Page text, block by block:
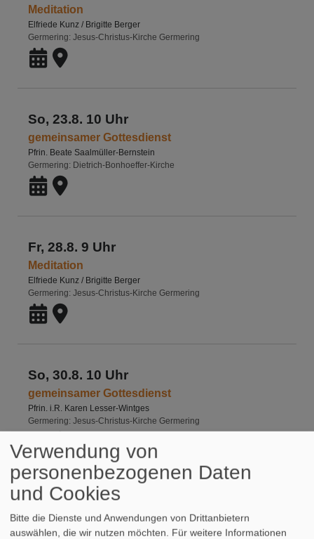
Meditation
Elfriede Kunz / Brigitte Berger
Germering Jesus-Christus-Kirche Germering
So, 23.8. 10 Uhr
gemeinsamer Gottesdienst
Pfrin. Beate Saalmüller-Bernstein
Germering
Dietrich-Bonhoeffer-Kirche
Fr, 28.8. 9 Uhr
Meditation
Elfriede Kunz / Brigitte Berger
Germering Jesus-Christus-Kirche Germering
So, 30.8. 10 Uhr
gemeinsamer Gottesdienst
Pfrin. i.R. Karen Lesser-Wintges
Germering Jesus-Christus-Kirche Germering
Fr, 4.9. 9 Uhr
Meditation
Elfriede Kunz / Brigitte Berger
Verwendung von
personenbezogenen Daten
und Cookies
Bitte die Dienste und Anwendungen von Drittanbietern
auswählen, die wir nutzen möchten. Für weitere Informationen